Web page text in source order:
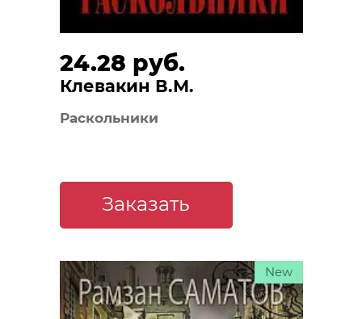
24.28 руб.
Клевакин В.М.
Раскольники
Заказать
New